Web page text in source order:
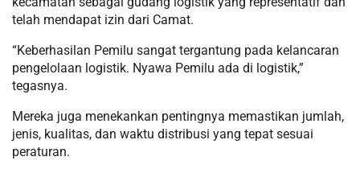
telah mendapat izin dari Camat.
“Keberhasilan Pemilu sangat tergantung pada kelancaran
pengelolaan logistik. Nyawa Pemilu ada di logistik,”
tegasnya.
Mereka juga menekankan pentingnya memastikan jumlah,
jenis, kualitas, dan waktu distribusi yang tepat sesuai
peraturan.